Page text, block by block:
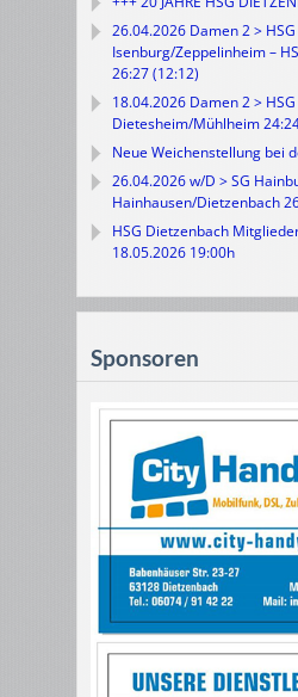
26.04.2026 Damen 2 > HSG
Isenburg/Zeppelinheim –
26:27 (12:12)
18.04.2026 Damen 2 >
Dietesheim/Mühlheim
Neue Weichenstellung bei
26.04.2026 w/D > SG
Hainhausen/Dietzenbach
HSG Dietzenbach
18.05.2026 19:00h
Sponsoren